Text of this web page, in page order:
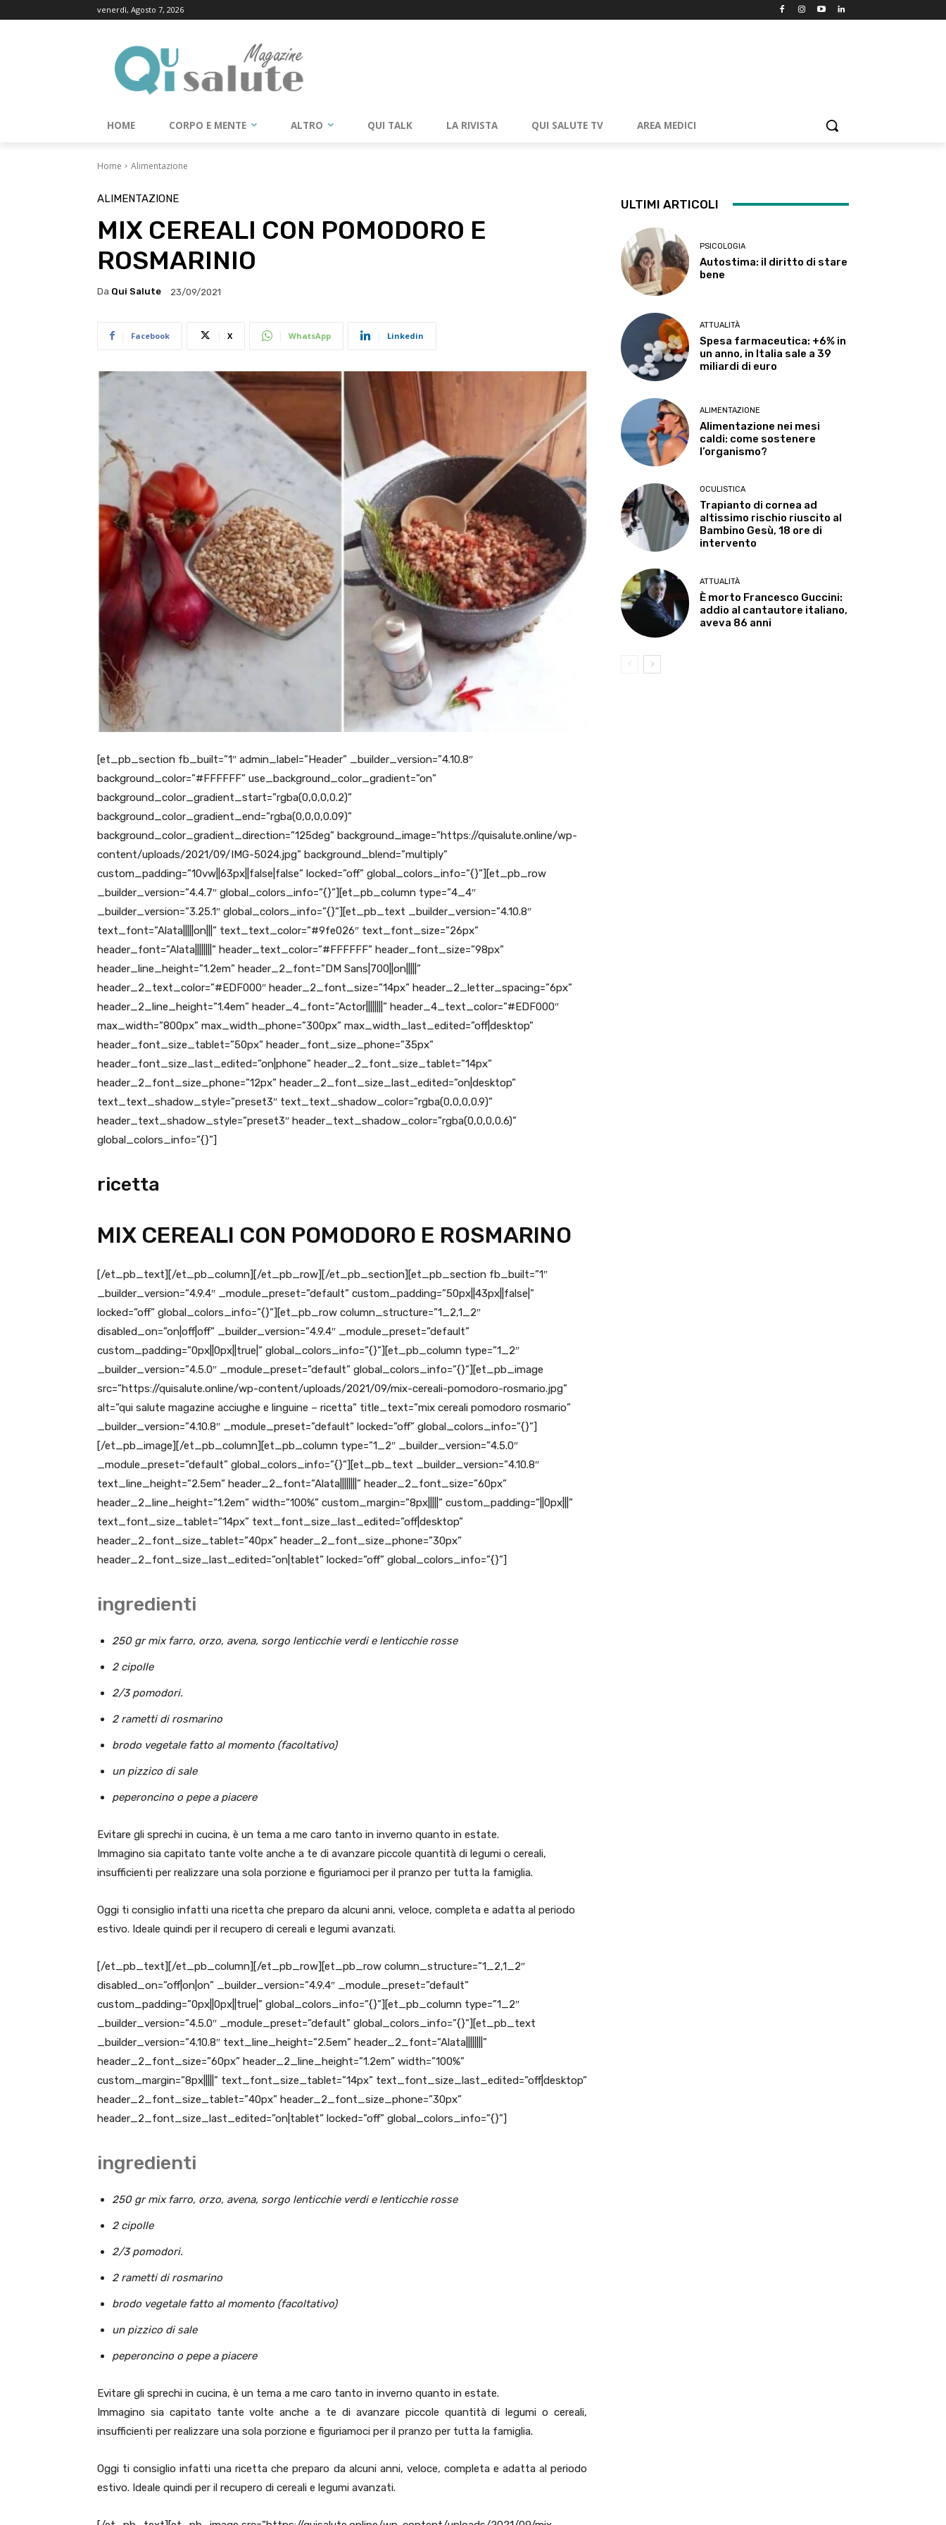
venerdì, Agosto 7, 2026
HOME CORPO E MENTE ALTRO QUI TALK LA RIVISTA QUI SALUTE TV AREA MEDICI
Home Alimentazione
ALIMENTAZIONE
MIX CEREALI CON POMODORO E
ROSMARINIO
Da Qui Salute 23/09/2021
Facebook X WhatsApp Linkedin
[et_pb_section fb_built=”1″ admin_label=”Header” _builder_version=”4.10.8″
background_color=”#FFFFFF” use_background_color_gradient=”on”
background_color_gradient_start=”rgba(0,0,0,0.2)”
background_color_gradient_end=”rgba(0,0,0,0.09)”
background_color_gradient_direction=”125deg” background_image=”https://quisalute.online/wp-
content/uploads/2021/09/IMG-5024.jpg” background_blend=”multiply”
custom_padding=”10vw||63px||false|false” locked=”off” global_colors_info=”{}”][et_pb_row
_builder_version=”4.4.7″ global_colors_info=”{}”][et_pb_column type=”4_4″
_builder_version=”3.25.1″ global_colors_info=”{}”][et_pb_text _builder_version=”4.10.8″
text_font=”Alata|||||on|||” text_text_color=”#9fe026″ text_font_size=”26px”
header_font=”Alata||||||||” header_text_color=”#FFFFFF” header_font_size=”98px”
header_line_height=”1.2em” header_2_font=”DM Sans|700||on|||||”
header_2_text_color=”#EDF000″ header_2_font_size=”14px” header_2_letter_spacing=”6px”
header_2_line_height=”1.4em” header_4_font=”Actor||||||||” header_4_text_color=”#EDF000″
max_width=”800px” max_width_phone=”300px” max_width_last_edited=”off|desktop”
header_font_size_tablet=”50px” header_font_size_phone=”35px”
header_font_size_last_edited=”on|phone” header_2_font_size_tablet=”14px”
header_2_font_size_phone=”12px” header_2_font_size_last_edited=”on|desktop”
text_text_shadow_style=”preset3″ text_text_shadow_color=”rgba(0,0,0,0.9)”
header_text_shadow_style=”preset3″ header_text_shadow_color=”rgba(0,0,0,0.6)”
global_colors_info=”{}”]
ricetta
MIX CEREALI CON POMODORO E ROSMARINO
[/et_pb_text][/et_pb_column][/et_pb_row][/et_pb_section][et_pb_section fb_built=”1″
_builder_version=”4.9.4″ _module_preset=”default” custom_padding=”50px||43px||false|”
locked=”off” global_colors_info=”{}”][et_pb_row column_structure=”1_2,1_2″
disabled_on=”on|off|off” _builder_version=”4.9.4″ _module_preset=”default”
custom_padding=”0px||0px||true|” global_colors_info=”{}”][et_pb_column type=”1_2″
_builder_version=”4.5.0″ _module_preset=”default” global_colors_info=”{}”][et_pb_image
src=”https://quisalute.online/wp-content/uploads/2021/09/mix-cereali-pomodoro-rosmario.jpg”
alt=”qui salute magazine acciughe e linguine – ricetta” title_text=”mix cereali pomodoro rosmario”
_builder_version=”4.10.8″ _module_preset=”default” locked=”off” global_colors_info=”{}”]
[/et_pb_image][/et_pb_column][et_pb_column type=”1_2″ _builder_version=”4.5.0″
_module_preset=”default” global_colors_info=”{}”][et_pb_text _builder_version=”4.10.8″
text_line_height=”2.5em” header_2_font=”Alata||||||||” header_2_font_size=”60px”
header_2_line_height=”1.2em” width=”100%” custom_margin=”8px|||||” custom_padding=”||0px|||”
text_font_size_tablet=”14px” text_font_size_last_edited=”off|desktop”
header_2_font_size_tablet=”40px” header_2_font_size_phone=”30px”
header_2_font_size_last_edited=”on|tablet” locked=”off” global_colors_info=”{}”]
ingredienti
250 gr mix farro, orzo, avena, sorgo lenticchie verdi e lenticchie rosse
2 cipolle
2/3 pomodori.
2 rametti di rosmarino
brodo vegetale fatto al momento (facoltativo)
un pizzico di sale
peperoncino o pepe a piacere
Evitare gli sprechi in cucina, è un tema a me caro tanto in inverno quanto in estate.
Immagino sia capitato tante volte anche a te di avanzare piccole quantità di legumi o cereali,
insufficienti per realizzare una sola porzione e figuriamoci per il pranzo per tutta la famiglia.
Oggi ti consiglio infatti una ricetta che preparo da alcuni anni, veloce, completa e adatta al periodo
estivo. Ideale quindi per il recupero di cereali e legumi avanzati.
[/et_pb_text][/et_pb_column][/et_pb_row][et_pb_row column_structure=”1_2,1_2″
disabled_on=”off|on|on” _builder_version=”4.9.4″ _module_preset=”default”
custom_padding=”0px||0px||true|” global_colors_info=”{}”][et_pb_column type=”1_2″
_builder_version=”4.5.0″ _module_preset=”default” global_colors_info=”{}”][et_pb_text
_builder_version=”4.10.8″ text_line_height=”2.5em” header_2_font=”Alata||||||||”
header_2_font_size=”60px” header_2_line_height=”1.2em” width=”100%”
custom_margin=”8px|||||” text_font_size_tablet=”14px” text_font_size_last_edited=”off|desktop”
header_2_font_size_tablet=”40px” header_2_font_size_phone=”30px”
header_2_font_size_last_edited=”on|tablet” locked=”off” global_colors_info=”{}”]
ingredienti
250 gr mix farro, orzo, avena, sorgo lenticchie verdi e lenticchie rosse
2 cipolle
2/3 pomodori.
2 rametti di rosmarino
brodo vegetale fatto al momento (facoltativo)
un pizzico di sale
peperoncino o pepe a piacere
Evitare gli sprechi in cucina, è un tema a me caro tanto in inverno quanto in estate.
Immagino sia capitato tante volte anche a te di avanzare piccole quantità di legumi o cereali,
insufficienti per realizzare una sola porzione e figuriamoci per il pranzo per tutta la famiglia.
Oggi ti consiglio infatti una ricetta che preparo da alcuni anni, veloce, completa e adatta al periodo
estivo. Ideale quindi per il recupero di cereali e legumi avanzati.
ULTIMI ARTICOLI
PSICOLOGIA
Autostima: il diritto di stare
bene
ATTUALITÀ
Spesa farmaceutica: +6% in
un anno, in Italia sale a 39
miliardi di euro
ALIMENTAZIONE
Alimentazione nei mesi
caldi: come sostenere
l’organismo?
OCULISTICA
Trapianto di cornea ad
altissimo rischio riuscito al
Bambino Gesù, 18 ore di
intervento
ATTUALITÀ
È morto Francesco Guccini:
addio al cantautore italiano,
aveva 86 anni